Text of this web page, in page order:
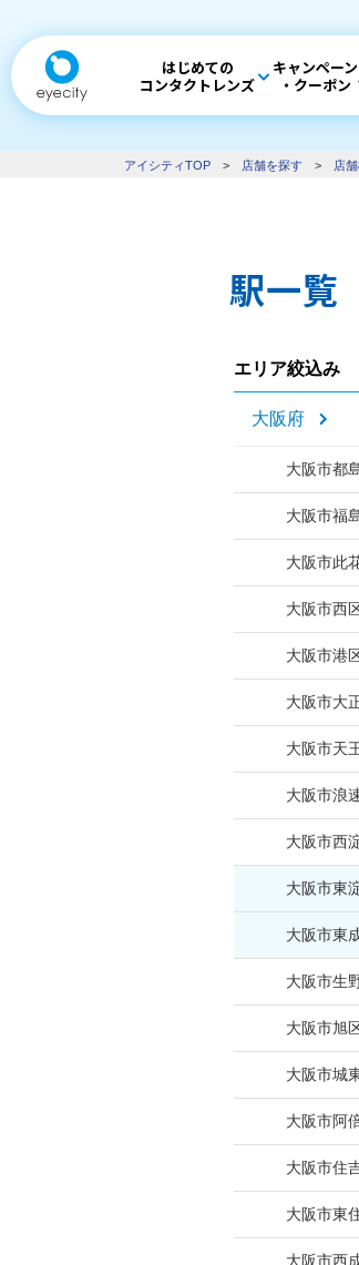
はじめての
コンタクトレンズ
キャンペーン
・クーポン
アイシティTOP > 店舗を探す > 店
駅一覧
エリア絞込み
大阪府
大阪市都
大阪市福
大阪市此
大阪市西
大阪市港
大阪市大
大阪市天
大阪市浪
大阪市西
大阪市東
大阪市東
大阪市生
大阪市旭
大阪市城
大阪市阿
大阪市住
大阪市東
大阪市西